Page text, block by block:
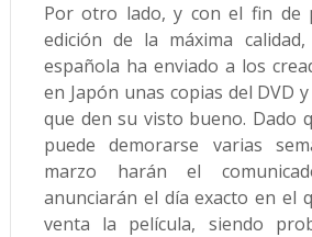
Por otro lado, y con el fin de
edición de la máxima
española ha enviado a los
en Japón unas copias del DVD
que den su visto bueno. Dado
puede demorarse varias
marzo harán el
anunciarán el día exacto en el
venta la película, siendo